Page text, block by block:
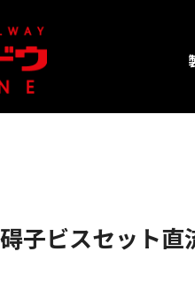
子ビスセット